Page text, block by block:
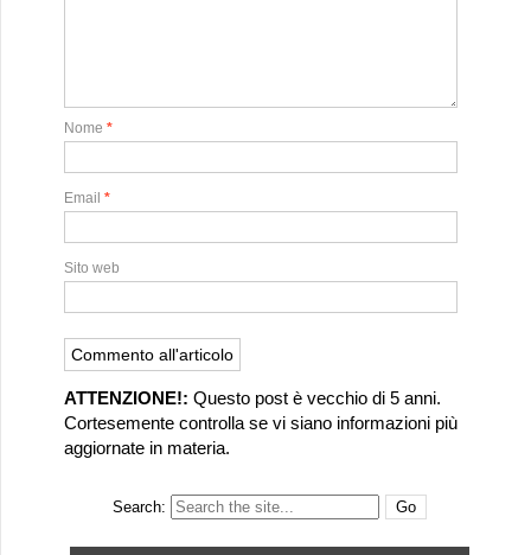
Nome *
Email *
Sito web
ATTENZIONE!: Questo post è vecchio di 5 anni.
Cortesemente controlla se vi siano informazioni più
aggiornate in materia.
Search: